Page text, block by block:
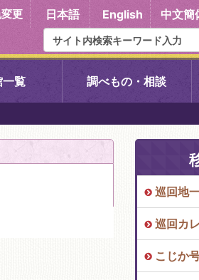
更 日本語 English 中文簡
一覧
伏見中央図書館 醍
岩倉図書館 東
吉
向
調べもの・相談
巡回地
巡回カ
こじか